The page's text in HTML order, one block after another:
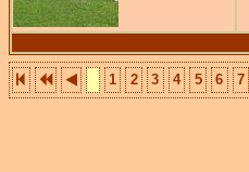
1 2 3 4 5 6 7